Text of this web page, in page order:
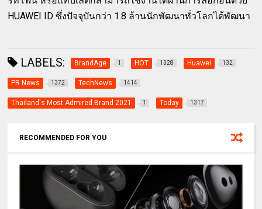
HUAWEI ID ซึ่งปัจจุบันกว่า 1.8 ล้านนักพัฒนาทั่วโลกได้พัฒนา
LABELS: BrandAge 1 HOT 1328 Huawei 132
PR News 1372 TechNews 1414
Thailand's Most Admired Brand 2021 1 Today 1317
RECOMMENDED FOR YOU